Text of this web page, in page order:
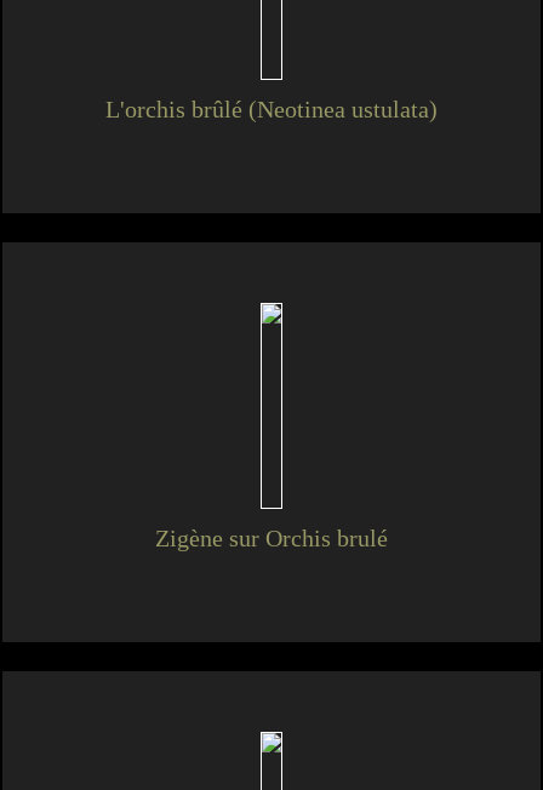
L'orchis brûlé (Neotinea ustulata)
Zigène sur Orchis brulé